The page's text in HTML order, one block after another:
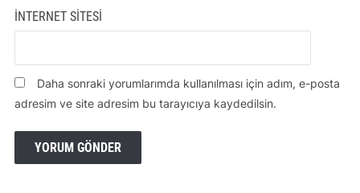
İNTERNET SITESI
Daha sonraki yorumlarımda kullanılması için adım, e-posta
adresim ve site adresim bu tarayıcıya kaydedilsin.